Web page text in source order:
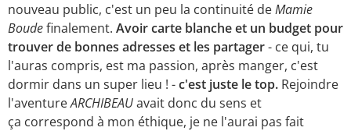
nouveau public, c'est un peu la continuité deMamie
Boudefinalement. Avoir carte blanche et un budget pour
trouver de bonnes adresses et les partager- ce qui, tu
l'auras compris, est ma passion, après manger, c'est
dormir dans un super lieu ! -c'est juste le top. Rejoindre
l'aventureARCHIBEAUavait donc du sens et
ça correspond à mon éthique, je ne l'aurai pas fait